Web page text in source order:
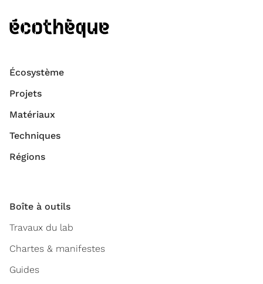
Écosystème
Projets
Matériaux
Techniques
Régions
Boîte à outils
Travaux du lab
Chartes & manifestes
Guides